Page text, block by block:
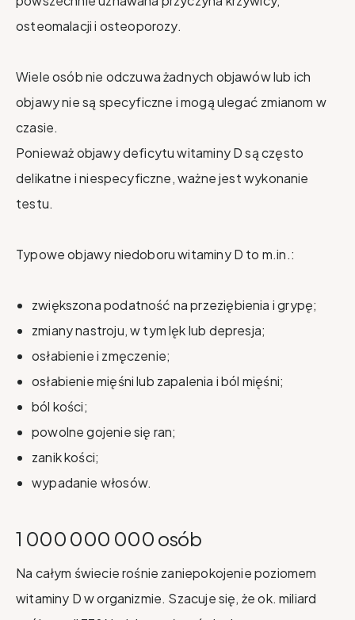
osteomalacji i osteoporozy.
Wiele osób nie odczuwa żadnych objawów lub ich
objawy nie są specyficzne i mogą ulegać zmianom w
czasie.
Ponieważ objawy deficytu witaminy D są często
delikatne i niespecyficzne, ważne jest wykonanie
testu.
Typowe objawy niedoboru witaminy D to m.in.:
zwiększona podatność na przeziębienia i grypę;
zmiany nastroju, w tym lęk lub depresja;
osłabienie i zmęczenie;
osłabienie mięśni lub zapalenia i ból mięśni;
ból kości;
powolne gojenie się ran;
zanik kości;
wypadanie włosów.
1 000 000 000 osób
Na całym świecie rośnie zaniepokojenie poziomem
witaminy D w organizmie. Szacuje się, że ok. miliard